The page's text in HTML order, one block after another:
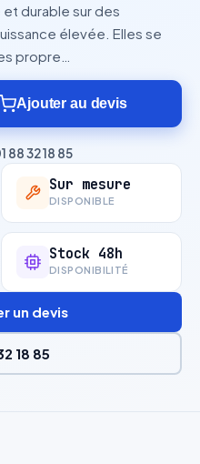
durable sur des
élevée. Elles se
propre…
Ajouter au devis
88 32 18 85
Sur mesure
DISPONIBLE
Stock 48h
DISPONIBILITÉ
un devis
18 85